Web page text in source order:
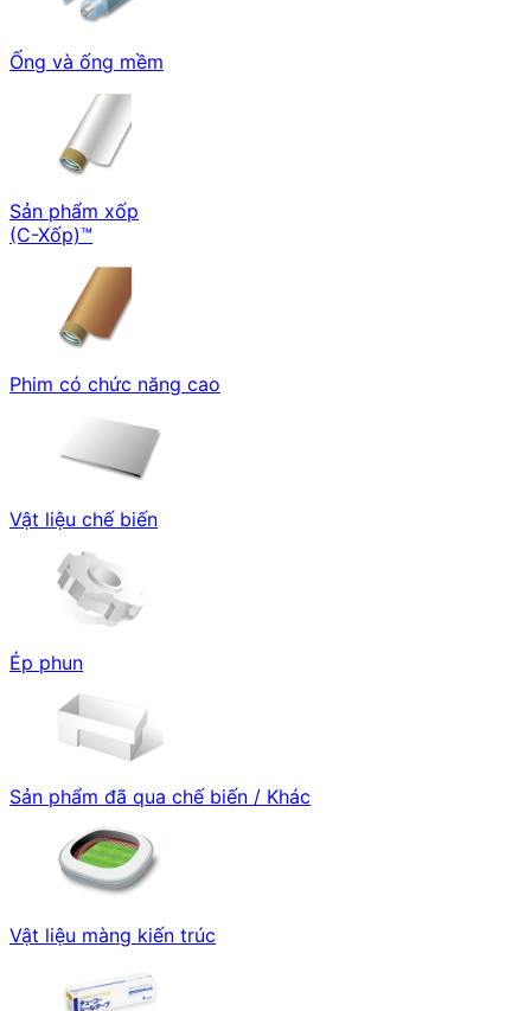
Ống và ống mềm
Sản phẩm xốp
(C-Xốp)™
Phim có chức năng cao
Vật liệu chế biến
Ép phun
Sản phẩm đã qua chế biến / Khác
Vật liệu màng kiến trúc